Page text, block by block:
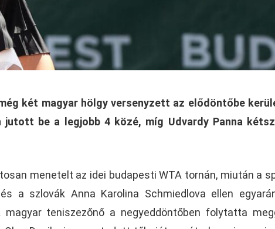
két magyar hölgy versenyzett az elődöntőbe
jutott be a legjobb 4 közé, míg Udvardy Panna
menetelt az idei budapesti WTA tornán, miután a
a szlovák Anna Karolina Schmiedlova ellen
teniszezőnő a negyeddöntőben folytatta